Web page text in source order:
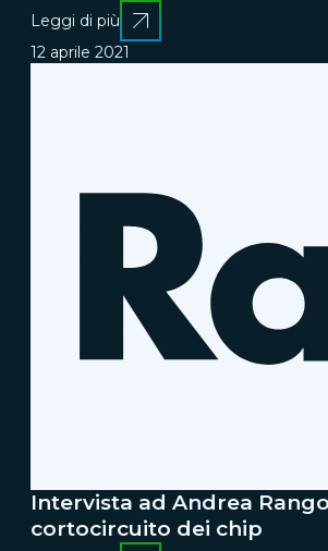
Leggi di più
12 aprile 2021
Intervista ad Andrea
cortocircuito dei chip